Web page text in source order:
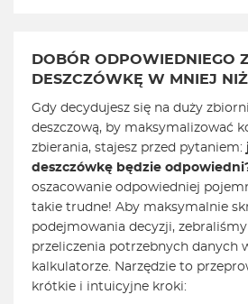
DOBÓR ODPOWIEDNIEGO
DESZCZÓWKĘ W MNIEJ
Gdy decydujesz się na duży
deszczową, by maksymalizować
zbierania, stajesz przed pytaniem:
deszczówkę będzie
oszacowanie odpowiedniej
takie trudne! Aby maksymalnie
podejmowania decyzji,
przeliczenia potrzebnych danych
kalkulatorze. Narzędzie to
krótkie i intuicyjne kroki: